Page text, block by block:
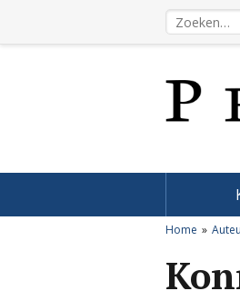
Home